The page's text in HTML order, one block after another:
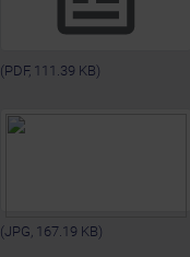
(PDF, 111.39 KB)
(JPG, 167.19 KB)